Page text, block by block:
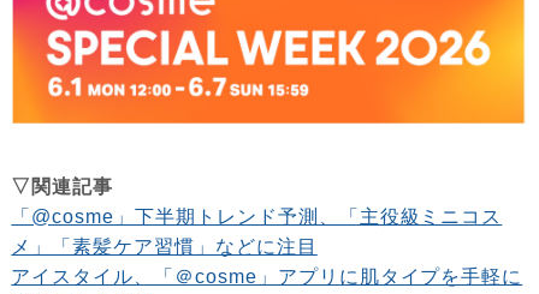
▽関連記事
「@cosme」下半期トレンド予測、「主役級ミニコス
メ」「素髪ケア習慣」などに注目
アイスタイル、「＠cosme」アプリに肌タイプを手軽に